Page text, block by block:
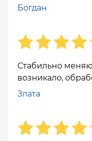
Богдан
Стабильно
возникало,
Злата